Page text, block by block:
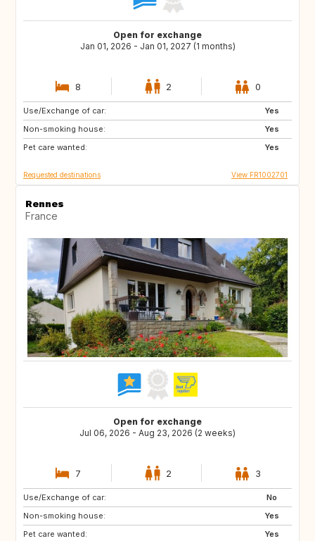
Open for exchange
Jan 01, 2026 - Jan 01, 2027 (1 months)
8 2 0
Use/Exchange of car:
Yes
Non-smoking house:
Yes
Pet care wanted:
Yes
CA
Requested destinations View FR1002701
Rennes
France
Open for exchange
Jul 06, 2026 - Aug 23, 2026 (2 weeks)
7 2 3
Use/Exchange of car:
No
Non-smoking house:
Yes
Pet care wanted:
Yes
GB